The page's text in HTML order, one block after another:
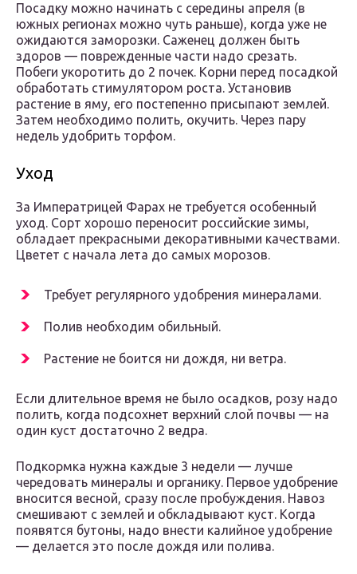
Посадку можно начинать с середины апреля (в
южных регионах можно чуть раньше), когда уже не
ожидаются заморозки. Саженец должен быть
здоров — поврежденные части надо срезать.
Побеги укоротить до 2 почек. Корни перед посадкой
обработать стимулятором роста. Установив
растение в яму, его постепенно присыпают землей.
Затем необходимо полить, окучить. Через пару
недель удобрить торфом.
Уход
За Императрицей Фарах не требуется особенный
уход. Сорт хорошо переносит российские зимы,
обладает прекрасными декоративными качествами.
Цветет с начала лета до самых морозов.
Требует регулярного удобрения минералами.
Полив необходим обильный.
Растение не боится ни дождя, ни ветра.
Если длительное время не было осадков, розу надо
полить, когда подсохнет верхний слой почвы — на
один куст достаточно 2 ведра.
Подкормка нужна каждые 3 недели — лучше
чередовать минералы и органику. Первое удобрение
вносится весной, сразу после пробуждения. Навоз
смешивают с землей и обкладывают куст. Когда
появятся бутоны, надо внести калийное удобрение
— делается это после дождя или полива.